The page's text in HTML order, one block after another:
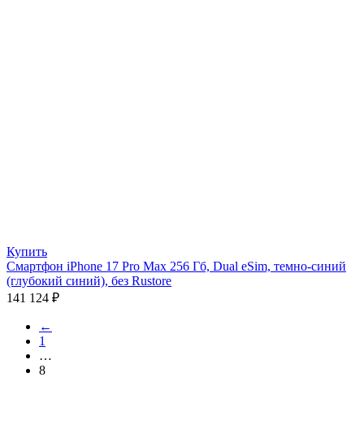
Купить
Смартфон iPhone 17 Pro Max 256 Гб, Dual eSim, темно-синий
(глубокий синий), без Rustore
141 124 ₽
←
1
…
8